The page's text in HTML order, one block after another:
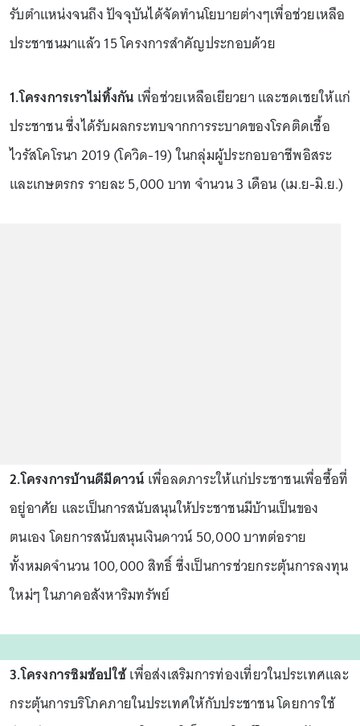
รับตำแหน่งจนถึง ปัจจุบันได้จัดทำนโยบายต่างๆเพื่อช่วยเหลือ
ประชาชนมาแล้ว 15 โครงการสำคัญประกอบด้วย
1.โครงการเราไม่ทิ้งกัน เพื่อช่วยเหลือเยียวยา และชดเชยให้แก่
ประชาชน ซึ่งได้รับผลกระทบจากการระบาดของโรคติดเชื้อ
ไวรัสโคโรนา 2019 (โควิด-19) ในกลุ่มผู้ประกอบอาชีพอิสระ
และเกษตรกร รายละ 5,000 บาท จำนวน 3 เดือน (เม.ย-มิ.ย.)
2.โครงการบ้านดีมีดาวน์ เพื่อลดภาระให้แก่ประชาชนเพื่อซื้อที่
อยู่อาศัย และเป็นการสนับสนุนให้ประชาชนมีบ้านเป็นของ
ตนเอง โดยการสนับสนุนเงินดาวน์ 50,000 บาทต่อราย
ทั้งหมดจำนวน 100,000 สิทธิ์ ซึ่งเป็นการช่วยกระตุ้นการลงทุน
ใหม่ๆ ในภาคอสังหาริมทรัพย์
3.โครงการชิมช้อปใช้เพื่อส่งเสริมการท่องเที่ยวในประเทศและ
กระตุ้นการบริโภคภายในประเทศให้กับประชาชน โดยการใช้